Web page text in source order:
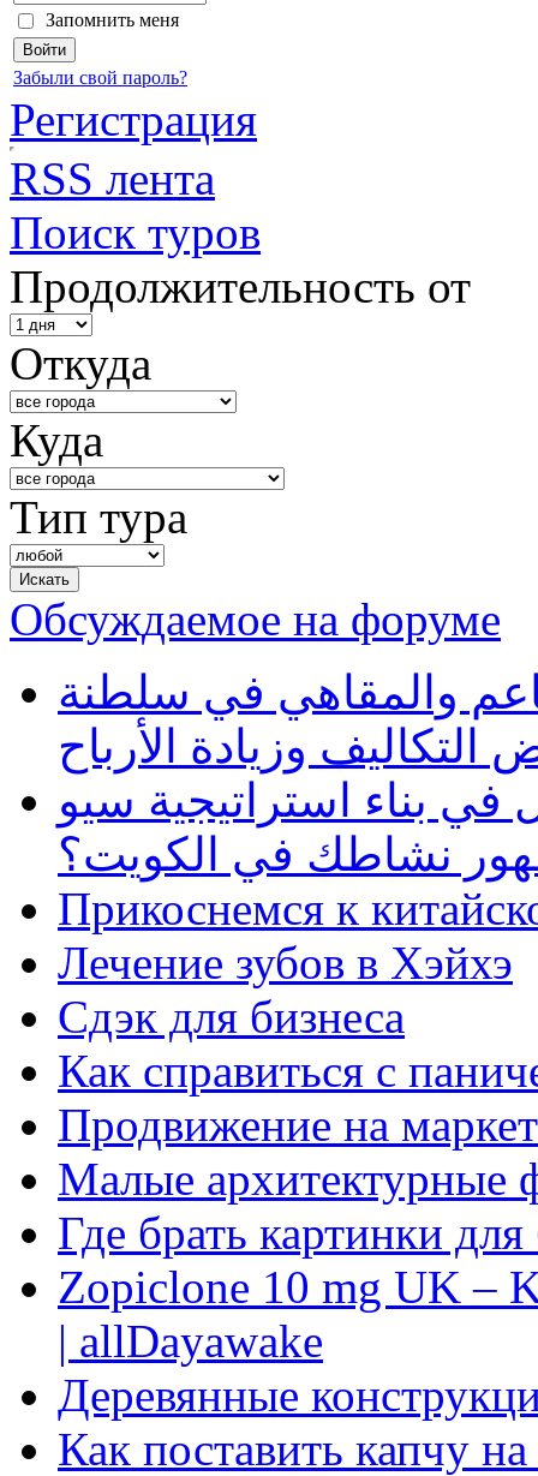
Запомнить меня
Забыли свой пароль?
Регистрация
RSS лента
Поиск туров
Продолжительность от
Откуда
Куда
Тип тура
Обсуждаемое на форуме
والمقاهي في سلطنة
وزيادة الأرباح
بناء استراتيجية سيو
نشاطك في الكويت؟
Прикоснемся к
Лечение зубов в Хэйхэ
Сдэк для бизнеса
Как справиться с
Продвижение на
Малые архитектурные
Где брать картинки
Zopiclone 10 mg UK –
| allDayawake
Деревянные
Как поставить капчу